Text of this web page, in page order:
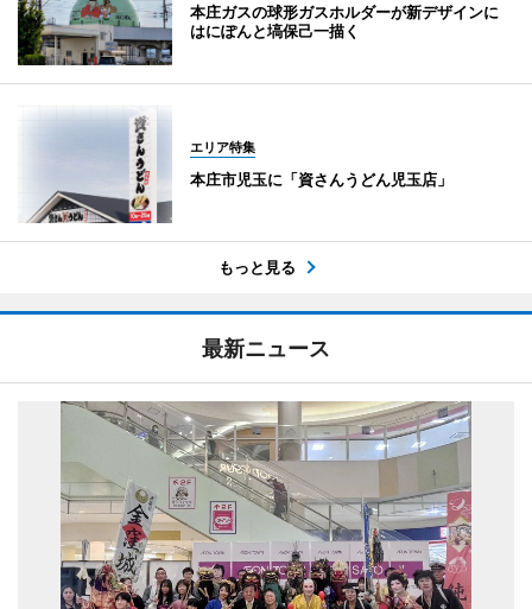
本庄ガスの球形ガスホルダーが新デザインに
はにぽんと塙保己一描く
エリア特集
本庄市児玉に「資さんうどん児玉店」
もっと見る
最新ニュース